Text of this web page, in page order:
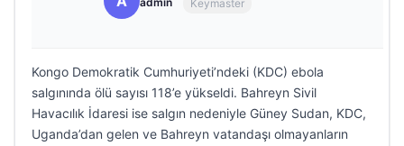
Keymaster
Kongo Demokratik Cumhuriyeti’ndeki (KDC) ebola
salgınında ölü sayısı 118’e yükseldi. Bahreyn Sivil
Havacılık İdaresi ise salgın nedeniyle Güney Sudan, KDC,
Uganda’dan gelen ve Bahreyn vatandaşı olmayanların